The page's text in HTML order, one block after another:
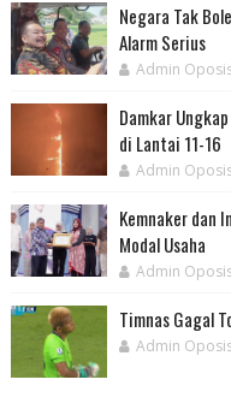
Negara Tak
Alarm Serius
Admin
Damkar
di Lantai 11-16
Admin
Kemnaker dan
Modal Usaha
Admin
Timnas Gagal
Admin